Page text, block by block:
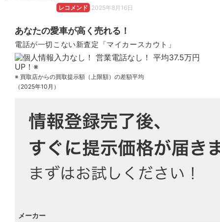
レコメンド 2025年8月16日
あなたの愛車が高く売れる！
電話が一切こない新査定「マイカースカウト」
※ 買取店からの買取提示額（上限額）の差額平均
（2025年10月）
メーカー